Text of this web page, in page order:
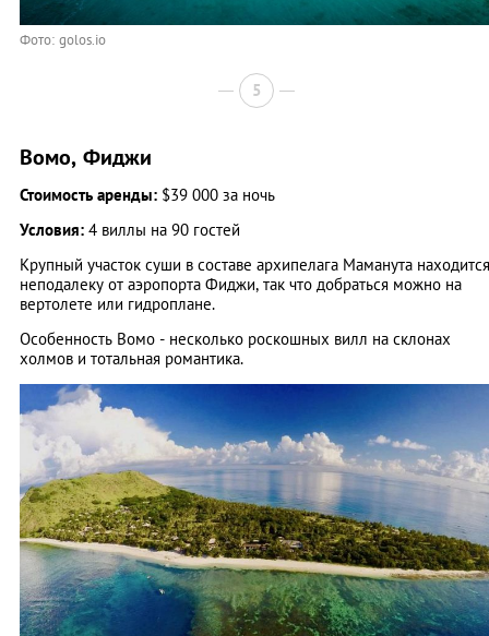
Фото: golos.io
5
Вомо, Фиджи
Стоимость аренды: $39 000 за ночь
Условия: 4 виллы на 90 гостей
Крупный участок суши в составе архипелага Маманута находится
неподалеку от аэропорта Фиджи, так что добраться можно на
вертолете или гидроплане.
Особенность Вомо - несколько роскошных вилл на склонах
холмов и тотальная романтика.